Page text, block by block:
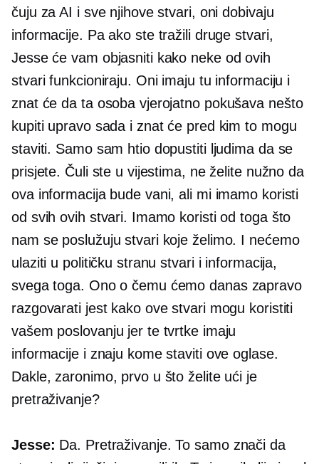
čuju za AI i sve njihove stvari, oni dobivaju
informacije. Pa ako ste tražili druge stvari,
Jesse će vam objasniti kako neke od ovih
stvari funkcioniraju. Oni imaju tu informaciju i
znat će da ta osoba vjerojatno pokušava nešto
kupiti upravo sada i znat će pred kim to mogu
staviti. Samo sam htio dopustiti ljudima da se
prisjete. Čuli ste u vijestima, ne želite nužno da
ova informacija bude vani, ali mi imamo koristi
od svih ovih stvari. Imamo koristi od toga što
nam se poslužuju stvari koje želimo. I nećemo
ulaziti u političku stranu stvari i informacija,
svega toga. Ono o čemu ćemo danas zapravo
razgovarati jest kako ove stvari mogu koristiti
vašem poslovanju jer te tvrtke imaju
informacije i znaju kome staviti ove oglase.
Dakle, zaronimo, prvo u što želite ući je
pretraživanje?
Jesse: Da. Pretraživanje. To samo znači da